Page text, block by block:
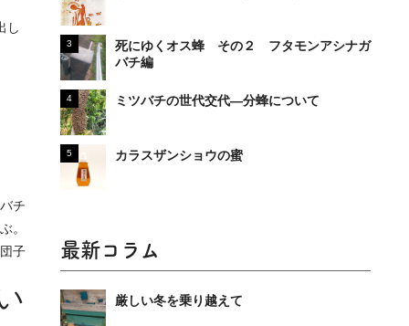
し
チ
。
子
死にゆくオス蜂 その２ フタモンアシナガ
バチ編
ミツバチの世代交代―分蜂について
カラスザンショウの蜜
最新コラム
厳しい冬を乗り越えて